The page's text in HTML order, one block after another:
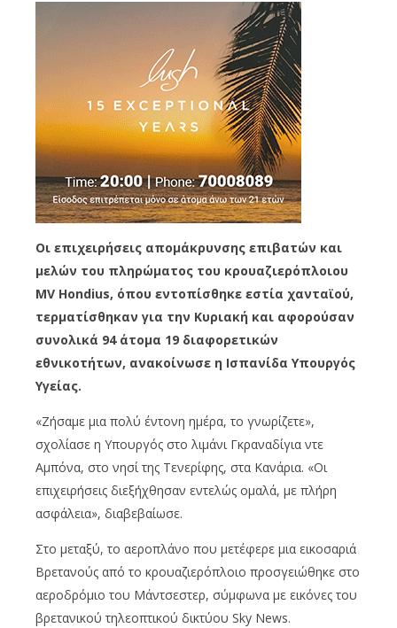
Οι επιχειρήσεις απομάκρυνσης επιβατών και
μελών του πληρώματος του κρουαζιερόπλοιου
MV Hondius, όπου εντοπίσθηκε εστία χανταϊού,
τερματίσθηκαν για την Κυριακή και αφορούσαν
συνολικά 94 άτομα 19 διαφορετικών
εθνικοτήτων, ανακοίνωσε η Ισπανίδα Υπουργός
Υγείας.
«Ζήσαμε μια πολύ έντονη ημέρα, το γνωρίζετε»,
σχολίασε η Υπουργός στο λιμάνι Γκραναδίγια ντε
Αμπόνα, στο νησί της Τενερίφης, στα Κανάρια. «Οι
επιχειρήσεις διεξήχθησαν εντελώς ομαλά, με πλήρη
ασφάλεια», διαβεβαίωσε.
Στο μεταξύ, το αεροπλάνο που μετέφερε μια εικοσαριά
Βρετανούς από το κρουαζιερόπλοιο προσγειώθηκε στο
αεροδρόμιο του Μάντσεστερ, σύμφωνα με εικόνες του
βρετανικού τηλεοπτικού δικτύου Sky News.